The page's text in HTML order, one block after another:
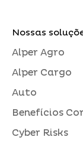
Nossas
Alper Agro
Alper Cargo
Auto
Benefícios
Cyber Risks